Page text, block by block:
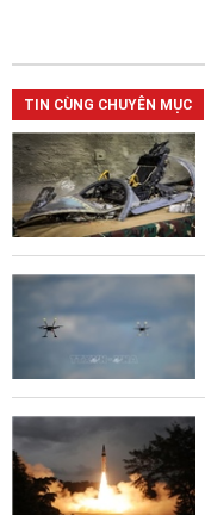
TIN CÙNG CHUYÊN MỤC